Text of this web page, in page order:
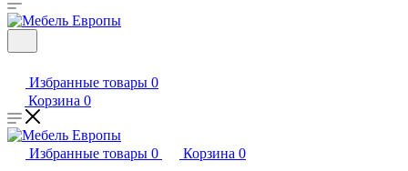
Избранные товары 0
Корзина 0
Избранные товары 0 Корзина 0